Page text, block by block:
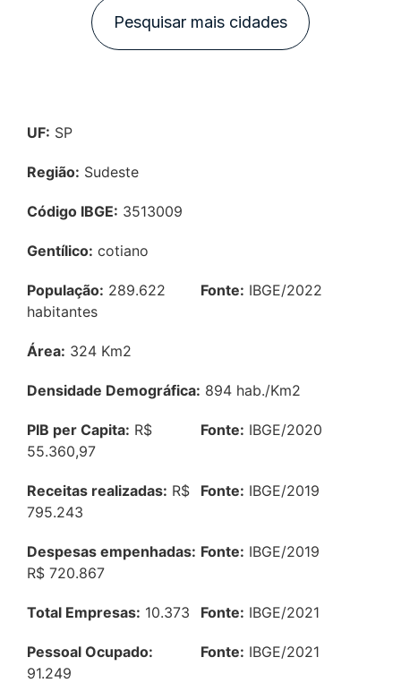
Pesquisar mais cidades
UF: SP
Região: Sudeste
Código IBGE: 3513009
Gentílico: cotiano
População: 289.622
habitantes
Fonte: IBGE/2022
Área: 324 Km2
Densidade Demográfica: 894 hab./Km2
PIB per Capita: R$
55.360,97
Fonte: IBGE/2020
Receitas realizadas: R$
795.243
Fonte: IBGE/2019
Despesas empenhadas:
R$ 720.867
Fonte: IBGE/2019
Total Empresas: 10.373 Fonte: IBGE/2021
Pessoal Ocupado:
91.249
Fonte: IBGE/2021